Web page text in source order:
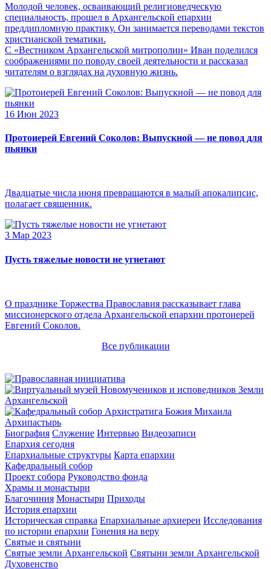
Молодой человек, осваивающий религиоведческую
специальность, прошел в Архангельской епархии
преддипломную практику. Он занимается переводами текстов
христианской тематики.
С «Вестником Архангельской митрополии» Иван поделился
соображениями по поводу своей деятельности и рассказал
читателям о взглядах на духовную жизнь.
16 Июн 2023
Протоиерей Евгений Соколов: Выпускной — не повод для
пьянки
Двадцатые числа июня превращаются в малый апокалипсис,
полагает священник.
3 Мар 2023
Пусть тяжелые новости не угнетают
О празднике Торжества Православия рассказывает глава
миссионерского отдела Архангельской епархии протоиерей
Евгений Соколов.
Все публикации
Архипастырь
Биография Служение Интервью Видеозаписи
Епархия сегодня
Епархиальные структуры Карта епархии
Кафедральный собор
Проект собора Руководство фонда
Храмы и монастыри
Благочиния Монастыри Приходы
История епархии
Историческая справка Епархиальные архиереи Исследования
по истории епархии Гонения на веру
Святые и святыни
Святые земли Архангельской Святыни земли Архангельской
Духовенство